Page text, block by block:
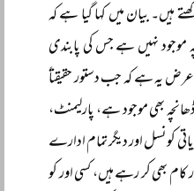
ہیں۔ بیان میں کہا گیا ہے کہ
موجود نہیں ہے جس کی پابندی
یہ ہے کہ جب دستور حقیقتاً
بھی موجود ہے، پارلیمنٹ،
کونسل اور دیگر تمام ادارے
بھی کر رہے ہیں، کسی اور کو